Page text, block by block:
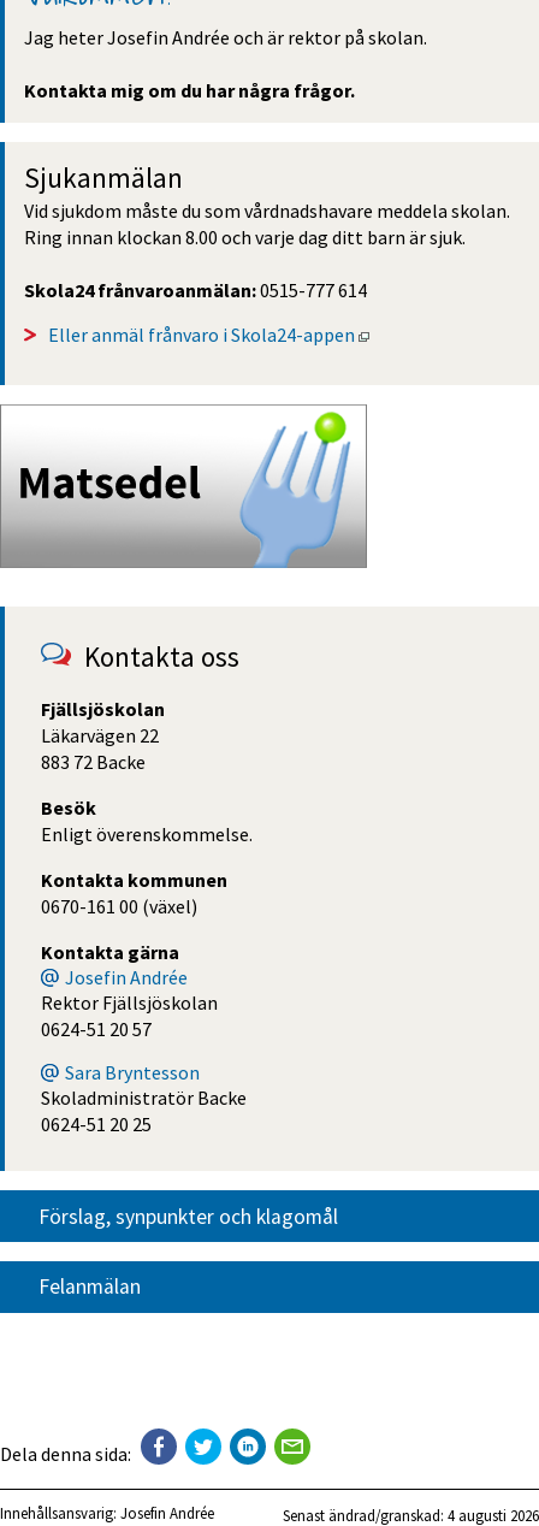
Jag heter Josefin Andrée och är rektor på skolan.
Kontakta mig om du har några frågor.
Sjukanmälan
Vid sjukdom måste du som vårdnadshavare meddela skolan.
Ring innan klockan 8.00 och varje dag ditt barn är sjuk.
Skola24 frånvaroanmälan: 0515-777 614
Eller anmäl frånvaro i Skola24-appen
Kontakta oss
Fjällsjöskolan
Läkarvägen 22
883 72 Backe
Besök
Enligt överenskommelse.
Kontakta kommunen
0670-161 00 (växel)
Kontakta gärna
Josefin Andrée
Rektor Fjällsjöskolan
0624-51 20 57
Sara Bryntesson
Skoladministratör Backe
0624-51 20 25
Förslag, synpunkter och klagomål
Felanmälan
Dela denna sida:
Innehållsansvarig: Josefin Andrée Senast ändrad/granskad: 4 augusti 2026